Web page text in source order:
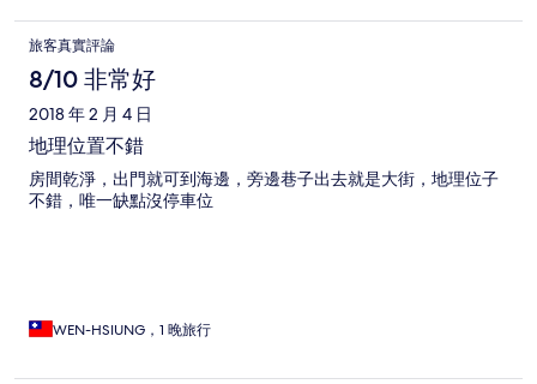
旅客真實評論
8/10 非常好
2018 年 2 月 4 日
地理位置不錯
房間乾淨，出門就可到海邊，旁邊巷子出去就是大街，地理位子
不錯，唯一缺點沒停車位
WEN-HSIUNG，1 晚旅行